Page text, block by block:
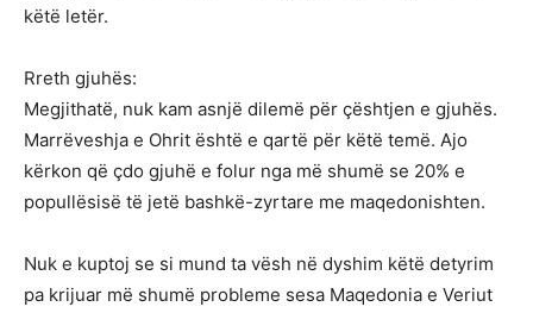
këtë letër.
Rreth gjuhës:
Megjithatë, nuk kam asnjë dilemë për çështjen e gjuhës.
Marrëveshja e Ohrit është e qartë për këtë temë. Ajo
kërkon që çdo gjuhë e folur nga më shumë se 20% e
popullësisë të jetë bashkë-zyrtare me maqedonishten.
Nuk e kuptoj se si mund ta vësh në dyshim këtë detyrim
pa krijuar më shumë probleme sesa Maqedonia e Veriut